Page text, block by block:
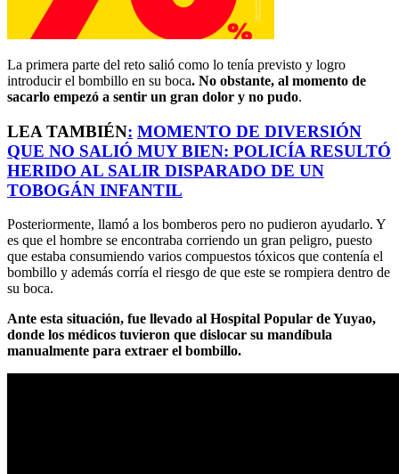
La primera parte del reto salió como lo tenía previsto y logro
introducir el bombillo en su boca. No obstante, al momento de
sacarlo empezó a sentir un gran dolor y no pudo.
LEA TAMBIÉN: MOMENTO DE DIVERSIÓN
QUE NO SALIÓ MUY BIEN: POLICÍA RESULTÓ
HERIDO AL SALIR DISPARADO DE UN
TOBOGÁN INFANTIL
Posteriormente, llamó a los bomberos pero no pudieron ayudarlo. Y
es que el hombre se encontraba corriendo un gran peligro, puesto
que estaba consumiendo varios compuestos tóxicos que contenía el
bombillo y además corría el riesgo de que este se rompiera dentro de
su boca.
Ante esta situación, fue llevado al Hospital Popular de Yuyao,
donde los médicos tuvieron que dislocar su mandíbula
manualmente para extraer el bombillo.